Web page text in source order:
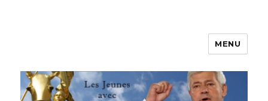
Les jeunes avec Gollnisch
MENU